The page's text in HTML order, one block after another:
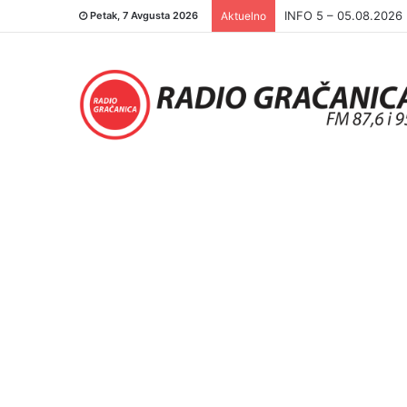
Petak, 7 Avgusta 2026 Aktuelno INFO 5 – 04.08.2026.